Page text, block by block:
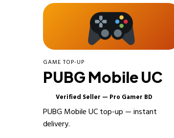
GAME TOP-UP
PUBG Mobile UC
Verified Seller — Pro Gamer BD
PUBG Mobile UC top-up — instant
delivery.